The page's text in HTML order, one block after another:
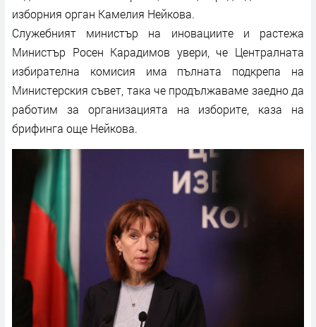
изборния орган Камелия Нейкова.
Служебният министър на иновациите и растежа
Министър Росен Карадимов увери, че Централната
избирателна комисия има пълната подкрепа на
Министерския съвет, така че продължаваме заедно да
работим за организацията на изборите, каза на
брифинга още Нейкова.